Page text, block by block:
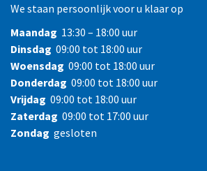
We staan persoonlijk voor u klaar op
Maandag 13:30 – 18:00 uur
Dinsdag 09:00 tot 18:00 uur
Woensdag 09:00 tot 18:00 uur
Donderdag 09:00 tot 18:00 uur
Vrijdag 09:00 tot 18:00 uur
Zaterdag 09:00 tot 17:00 uur
Zondag gesloten